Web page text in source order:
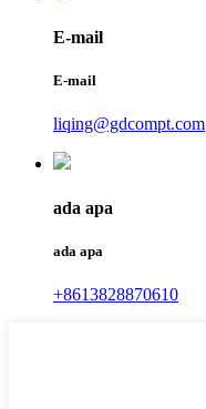
E-mail
E-mail
liqing@gdcompt.com
ada apa
ada apa
+8613828870610